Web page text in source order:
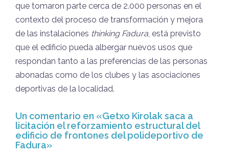
que tomaron parte cerca de 2.000 personas en el
contexto del proceso de transformación y mejora
de las instalaciones thinking Fadura, está previsto
que el edificio pueda albergar nuevos usos que
respondan tanto a las preferencias de las personas
abonadas como de los clubes y las asociaciones
deportivas de la localidad.
Un comentario en «Getxo Kirolak saca a
licitación el reforzamiento estructural del
edificio de frontones del polideportivo de
Fadura»